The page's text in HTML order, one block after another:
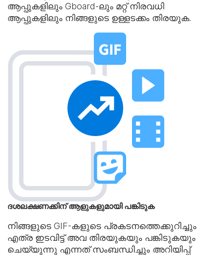
ആപ്പുകളിലും Gboard-ലും മറ്റ് നിരവധി
ആപ്പുകളിലും നിങ്ങളുടെ ഉള്ളടക്കം തിരയുക.
ദശലക്ഷണക്കിന് ആളുകളുമായി പങ്കിടുക
നിങ്ങളുടെ GIF-കളുടെ പ്രകടനത്തെക്കുറിച്ചും
എത്ര ഇടവിട്ട് അവ തിരയുകയും പങ്കിടുകയും
ചെയ്യുന്നു എന്നത് സംബന്ധിച്ചും അറിയിപ്പ്